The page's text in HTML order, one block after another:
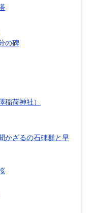
の碑
荷神社）
かざるの石碑群と早